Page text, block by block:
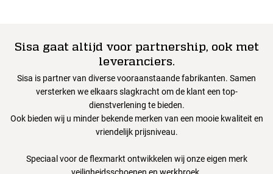
Sisa gaat altijd voor partnership, ook met
leveranciers.
Sisa is partner van diverse vooraanstaande fabrikanten. Samen
versterken we elkaars slagkracht om de klant een top-
dienstverlening te bieden.
Ook bieden wij u minder bekende merken van een mooie kwaliteit en
vriendelijk prijsniveau.
Speciaal voor de flexmarkt ontwikkelen wij onze eigen merk